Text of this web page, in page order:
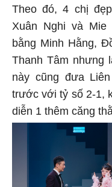
Theo đó, 4 chị
Xuân Nghi và
bằng Minh Hằng,
Thanh Tâm nhưng
này cũng đưa
trước với tỷ số 2-1,
diễn 1 thêm căng